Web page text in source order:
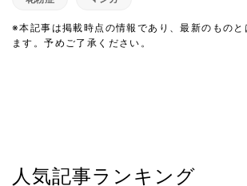
※本記事は掲載時点の情報であり、最新のものと
ます。予めご了承ください。
人気記事ランキング